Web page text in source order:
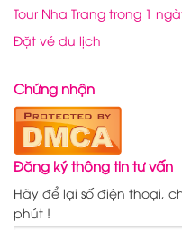
Tour Nha Trang trong 1
Đặt vé du lịch
Chứng nhận
Đăng ký thông tin tư vấn
Hãy để lại số điện thoại,
phút !